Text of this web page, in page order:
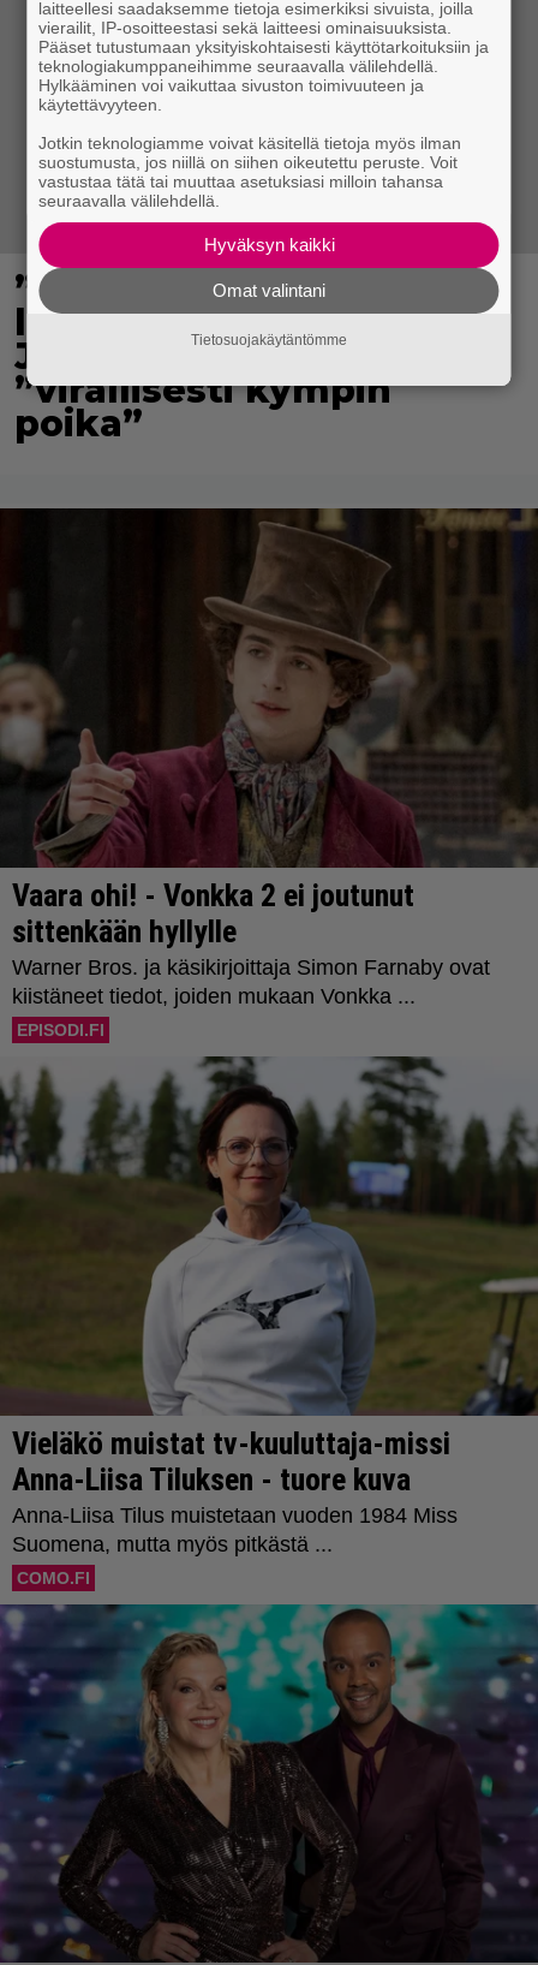
”Rakas, aurinkoinen
leijonapoikamme” – Ellen
Jokikunnaksen Ralph on
”virallisesti kympin
poika”
laitteellesi saadaksemme tietoja esimerkiksi sivuista, joilla
vierailit, IP-osoitteestasi sekä laitteesi ominaisuuksista.
Pääset tutustumaan yksityiskohtaisesti käyttötarkoituksiin ja
teknologiakumppaneihimme seuraavalla välilehdellä.
Hylkääminen voi vaikuttaa sivuston toimivuuteen ja
käytettävyyteen.
Jotkin teknologiamme voivat käsitellä tietoja myös ilman
suostumusta, jos niillä on siihen oikeutettu peruste. Voit
vastustaa tätä tai muuttaa asetuksiasi milloin tahansa
seuraavalla välilehdellä.
Hyväksyn kaikki
Omat valintani
Tietosuojakäytäntömme